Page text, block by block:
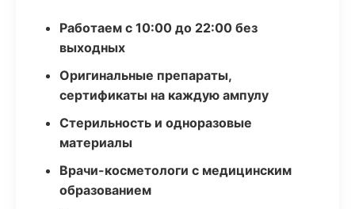
Работаем с 10:00 до 22:00 без
выходных
Оригинальные препараты,
сертификаты на каждую ампулу
Стерильность и одноразовые
материалы
Врачи-косметологи с медицинским
образованием